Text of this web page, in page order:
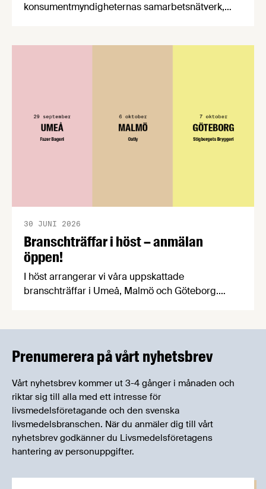
konsumentmyndigheternas samarbetsnätverk,
Branschträffar i höst – anmälan
öppen!
30 JUNI 2026
I höst arrangerar vi våra uppskattade
branschträffar i Umeå, Malmö och Göteborg.
Prenumerera på vårt nyhetsbrev
Vårt nyhetsbrev kommer ut 3-4 gånger i månaden och
riktar sig till alla med ett intresse för
livsmedelsföretagande och den svenska
livsmedelsbranschen. När du anmäler dig till vårt
nyhetsbrev godkänner du Livsmedelsföretagens
hantering av personuppgifter.